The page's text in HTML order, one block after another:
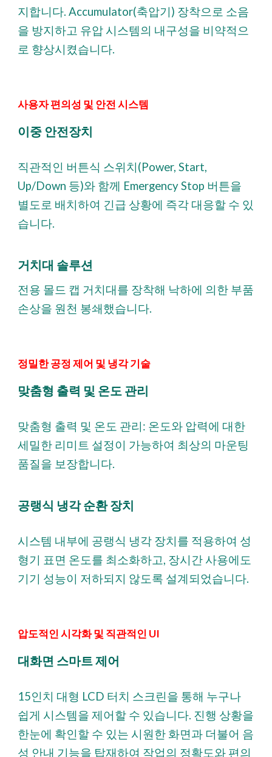
지합니다. Accumulator(축압기) 장착으로 소음
을 방지하고 유압 시스템의 내구성을 비약적으
로 향상시켰습니다.
사용자 편의성 및 안전 시스템
이중 안전장치
직관적인 버튼식 스위치(Power, Start,
Up/Down 등)와 함께 Emergency Stop 버튼을
별도로 배치하여 긴급 상황에 즉각 대응할 수 있
습니다.
거치대 솔루션
전용 몰드 캡 거치대를 장착해 낙하에 의한 부품
손상을 원천 봉쇄했습니다.
정밀한 공정 제어 및 냉각 기술
맞춤형 출력 및 온도 관리
맞춤형 출력 및 온도 관리: 온도와 압력에 대한
세밀한 리미트 설정이 가능하여 최상의 마운팅
품질을 보장합니다.
공랭식 냉각 순환 장치
시스템 내부에 공랭식 냉각 장치를 적용하여 성
형기 표면 온도를 최소화하고, 장시간 사용에도
기기 성능이 저하되지 않도록 설계되었습니다.
압도적인 시각화 및 직관적인 UI
대화면 스마트 제어
15인치 대형 LCD 터치 스크린을 통해 누구나
쉽게 시스템을 제어할 수 있습니다. 진행 상황을
한눈에 확인할 수 있는 시원한 화면과 더불어 음
성 안내 기능을 탑재하여 작업의 정확도와 편의